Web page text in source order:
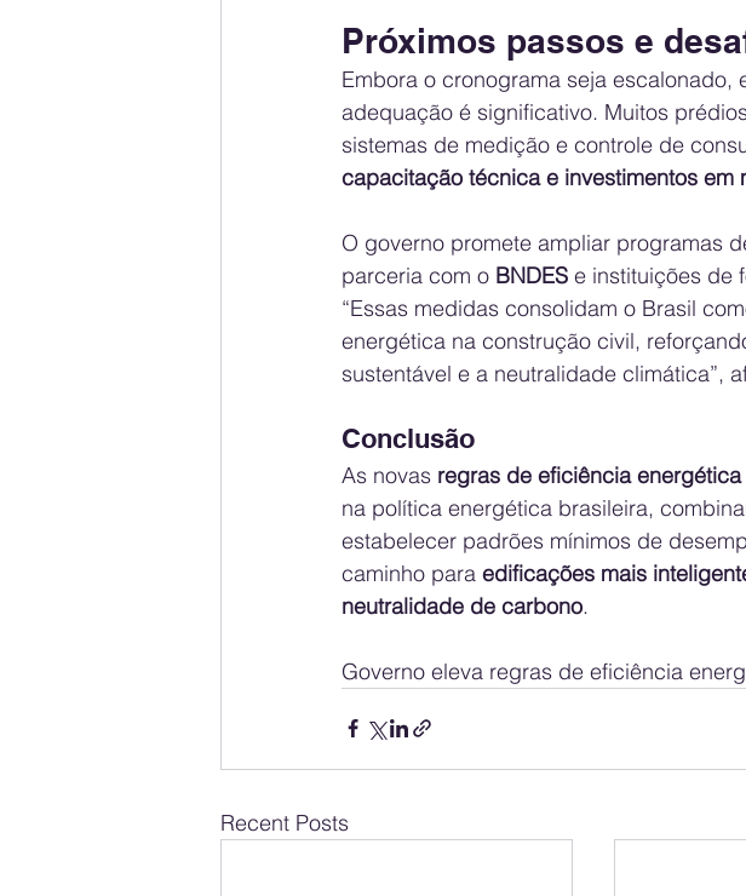
Próximos passos e
Embora o cronograma seja
adequação é significativo. Muitos
sistemas de medição e controle de
capacitação técnica e investimentos em
O governo promete ampliar programas
parceria com o BNDES e instituições de
“Essas medidas consolidam o Brasil
energética na construção civil,
sustentável e a neutralidade climática”,
Conclusão
As novas regras de eficiência
na política energética brasileira,
estabelecer padrões mínimos de
caminho para edificações mais
neutralidade de carbono.
Governo eleva regras de eficiência
Recent Posts